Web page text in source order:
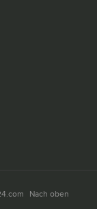
Nach oben